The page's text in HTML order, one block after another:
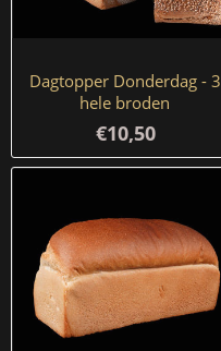
Dagtopper Donderdag - 3
hele broden
€10,50